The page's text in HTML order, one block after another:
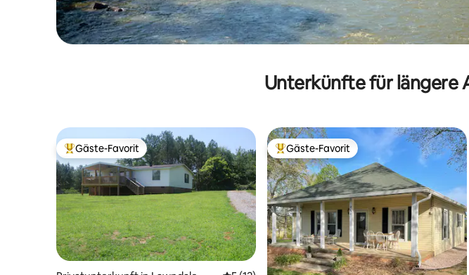
Unterkünfte für längere
Beliebter Gäste-Favorit.
Gäste-Favorit Beliebter Gäste-Favorit.
Gäste-Favorit